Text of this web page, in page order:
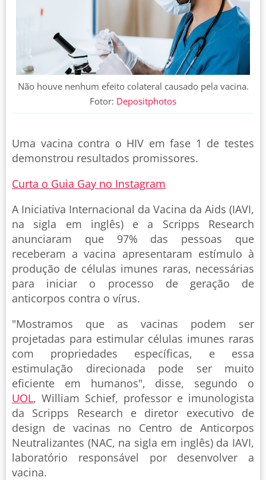
Não houve nenhum efeito colateral causado pela vacina.
Fotor: Depositphotos
Uma vacina contra o HIV em fase 1 de testes
demonstrou resultados promissores.
Curta o Guia Gay no Instagram
A Iniciativa Internacional da Vacina da Aids (IAVI,
na sigla em inglês) e a Scripps Research
anunciaram que 97% das pessoas que
receberam a vacina apresentaram estímulo à
produção de células imunes raras, necessárias
para iniciar o processo de geração de
anticorpos contra o vírus.
"Mostramos que as vacinas podem ser
projetadas para estimular células imunes raras
com propriedades específicas, e essa
estimulação direcionada pode ser muito
eficiente em humanos", disse, segundo o
UOL, William Schief, professor e imunologista
da Scripps Research e diretor executivo de
design de vacinas no Centro de Anticorpos
Neutralizantes (NAC, na sigla em inglês) da IAVI,
laboratório responsável por desenvolver a
vacina.